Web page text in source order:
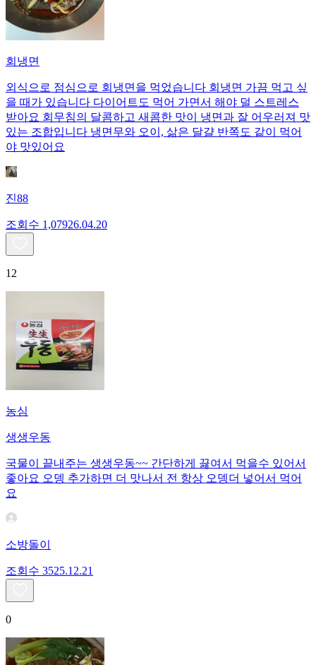
회냉면
외식으로 점심으로 회냉면을 먹었습니다 회냉면 가끔 먹고 싶
을 때가 있습니다 다이어트도 먹어 가면서 해야 덜 스트레스
받아요 회무침의 달콤하고 새콤한 맛이 냉면과 잘 어우러져 맛
있는 조합입니다 냉면무와 오이, 삶은 달걀 반쪽도 같이 먹어
야 맛있어요
진88
조회수 1,07926.04.20
12
농심
생생우동
국물이 끝내주는 생생우동~~ 간단하게 끓여서 먹을수 있어서
좋아요 오뎅 추가하면 더 맛나서 전 항상 오뎅더 넣어서 먹어
요
소방돌이
조회수 3525.12.21
0